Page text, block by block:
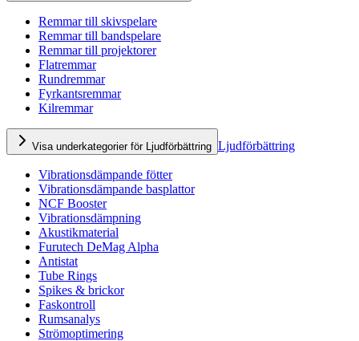
Remmar till skivspelare
Remmar till bandspelare
Remmar till projektorer
Flatremmar
Rundremmar
Fyrkantsremmar
Kilremmar
Visa underkategorier för Ljudförbättring Ljudförbättring
Vibrationsdämpande fötter
Vibrationsdämpande basplattor
NCF Booster
Vibrationsdämpning
Akustikmaterial
Furutech DeMag Alpha
Antistat
Tube Rings
Spikes & brickor
Faskontroll
Rumsanalys
Strömoptimering